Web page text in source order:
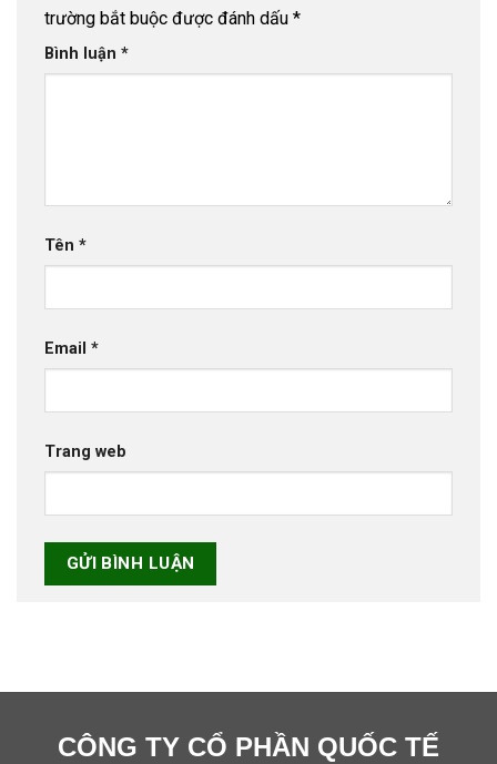
trường bắt buộc được đánh dấu *
Bình luận *
Tên *
Email *
Trang web
CÔNG TY CỔ PHẦN QUỐC TẾ